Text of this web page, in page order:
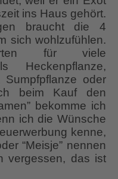
ins Haus gehört.
braucht die 4
sich wohlzufühlen.
für viele
Heckenpflanze,
Sumpfpflanze oder
beim Kauf den
bekomme ich
ich die Wünsche
kenne,
“Meisje” nennen
vergessen, das ist